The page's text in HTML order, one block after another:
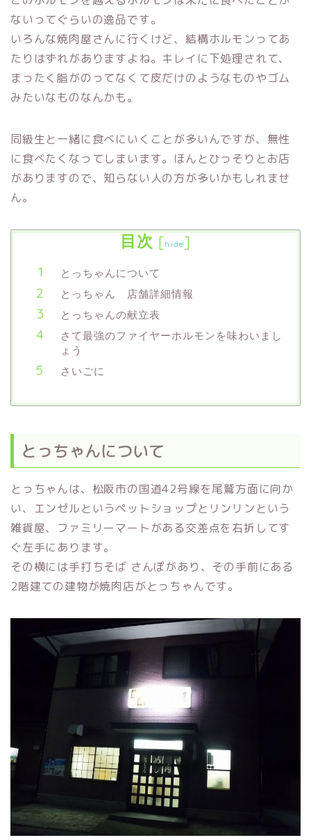
ないってぐらいの逸品です。
いろんな焼肉屋さんに行くけど、結構ホルモンってあ
たりはずれがありますよね。キレイに下処理されて、
まったく脂がのってなくて皮だけのようなものやゴム
みたいなものなんかも。
同級生と一緒に食べにいくことが多いんですが、無性
に食べたくなってしまいます。ほんとひっそりとお店
がありますので、知らない人の方が多いかもしれませ
ん。
目次 [hide]
とっちゃんについて
とっちゃん 店舗詳細情報
とっちゃんの献立表
さて最強のファイヤーホルモンを味わいまし
ょう
さいごに
とっちゃんについて
とっちゃんは、松阪市の国道42号線を尾鷲方面に向か
い、エンゼルというペットショップとリンリンという
雑貨屋、ファミリーマートがある交差点を右折してす
ぐ左手にあります。
その横には手打ちそば さんぽがあり、その手前にある
2階建ての建物が焼肉店がとっちゃんです。